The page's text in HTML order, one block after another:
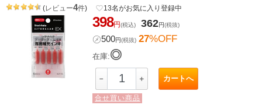
(レビュー4件) favorite_border13名がお気に入り登録中
398円(税込) 362円(税抜)
㋱500円(税抜) 27%OFF
在庫:◎
－ ＋ カートへ
合せ買い商品